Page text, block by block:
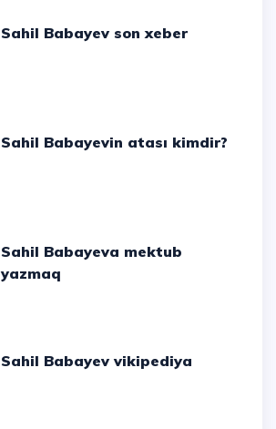
Sahil Babayev son xeber
Sahil Babayevin atası kimdir?
Sahil Babayeva mektub
yazmaq
Sahil Babayev vikipediya